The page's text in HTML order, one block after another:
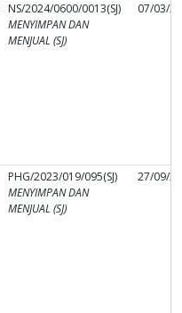
NS/2024/0600/0013(SJ)
MENYIMPAN DAN
MENJUAL (SJ)
07/03/
PHG/2023/019/095(SJ)
MENYIMPAN DAN
MENJUAL (SJ)
27/09/